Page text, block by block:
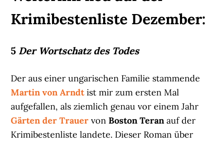
Krimibestenliste Dezember:
5 Der Wortschatz des Todes
Der aus einer ungarischen Familie stammende
Martin von Arndtist mir zum ersten Mal
aufgefallen, als ziemlich genau vor einem Jahr
Gärten der Trauer vonBoston Teranauf der
Krimibestenliste landete. Dieser Roman über